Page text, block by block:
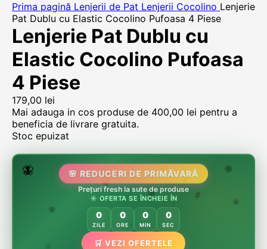
Prima pagină Lenjerii de Pat Lenjerii Cocolino Lenjerie
Pat Dublu cu Elastic Cocolino Pufoasa 4 Piese
Lenjerie Pat Dublu cu
Elastic Cocolino Pufoasa
4 Piese
179,00 lei
Mai adauga in cos produse de 400,00 lei pentru a
beneficia de livrare gratuita.
Stoc epuizat
🌸
🌿
🌸
🏵️
🌷
🦋 🌸 REDUCERI DE PRIMĂVARĂ
Prețuri fresh la sute de produse
☀️ OFERTA SE ÎNCHEIE ÎN
0
ZILE
0
ORE
0
MIN
0
SEC
🛒 VEZI OFERTELE